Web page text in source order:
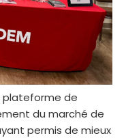
plateforme de
du marché de
permis de mieux